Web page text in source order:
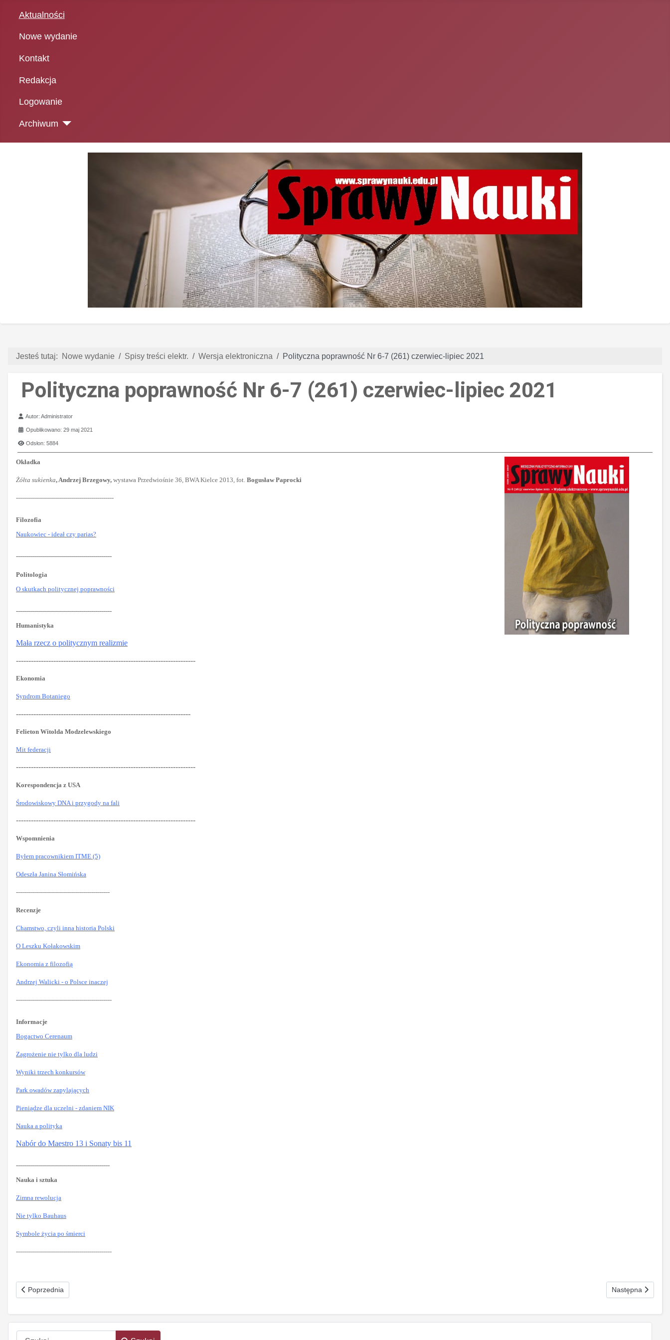
Aktualności
Nowe wydanie
Kontakt
Redakcja
Logowanie
Archiwum
Szukaj
Jesteś tutaj: Nowe wydanie Spisy treści elektr. Wersja elektroniczna Polityczna poprawność Nr 6-7 (261) czerwiec-lipiec 2021
Polityczna poprawność Nr 6-7 (261) czerwiec-lipiec 2021
Szczegóły
Autor:Administrator
Opublikowano: 29 maj 2021
Odsłon: 5884
Okładka
Żółta sukienka, Andrzej Brzegowy, wystawa Przedwiośnie 36, BWA Kielce 2013, fot. Bogusław Paprocki
-------------------------------------------------
Filozofia
Naukowiec - ideał czy parias?
------------------------------------------------
Politologia
O skutkach politycznej poprawności
------------------------------------------------
Humanistyka
Mała rzecz o politycznym realizmie
------------------------------------------------------------------------
Ekonomia
Syndrom Botaniego
----------------------------------------------------------------------
Felieton Witolda Modzelewskiego
Mit federacji
------------------------------------------------------------------------
Korespondencja z USA
Środowiskowy DNA i przygody na fali
------------------------------------------------------------------------
Wspomnienia
Byłem pracownikiem ITME (5)
Odeszła Janina Słomińska
-----------------------------------------------
Recenzje
Chamstwo, czyli inna historia Polski
O Leszku Kołakowskim
Ekonomia z filozofią
Andrzej Walicki - o Polsce inaczej
------------------------------------------------
Informacje
Bogactwo Cerenaum
Zagrożenie nie tylko dla ludzi
Wyniki trzech konkursów
Park owadów zapylających
Pieniądze dla uczelni - zdaniem NIK
Nauka a polityka
Nabór do Maestro 13 i Sonaty bis 11
-----------------------------------------------
Nauka i sztuka
Zimna rewolucja
Nie tylko Bauhaus
Symbole życia po śmierci
------------------------------------------------
Poprzednia strona: Z niewoli w patriarchat Nr 8-9 (262) sierpień-wrzesień 2021
Poprzednia Następna strona:
Następna